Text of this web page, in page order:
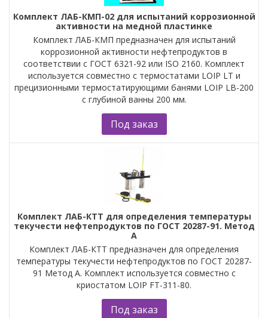
Комплект ЛАБ-КМП-02 для испытаний коррозионной
активности на медной пластинке
Комплект ЛАБ-КМП предназначен для испытаний
коррозионной активности нефтепродуктов в
соответствии с ГОСТ 6321-92 или ISO 2160. Комплект
используется совместно с термостатами LOIP LT и
прецизионными термостатирующими банями LOIP LB-200
с глубиной ванны 200 мм.
Под заказ
Комплект ЛАБ-КТТ для определения температуры
текучести нефтепродуктов по ГОСТ 20287-91. Метод
А
Комплект ЛАБ-КТТ предназначен для определения
температуры текучести нефтепродуктов по ГОСТ 20287-
91 Метод А. Комплект используется совместно с
криостатом LOIP FT-311-80.
Под заказ